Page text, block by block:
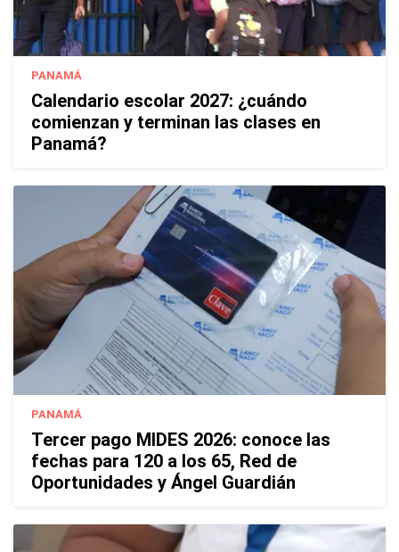
PANAMÁ
Calendario escolar 2027: ¿cuándo
comienzan y terminan las clases en
Panamá?
PANAMÁ
Tercer pago MIDES 2026: conoce las
fechas para 120 a los 65, Red de
Oportunidades y Ángel Guardián